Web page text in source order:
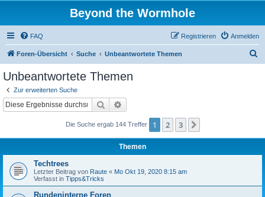
Beyond the Wormhole
FAQ Anmelden
Registrieren
Foren-Übersicht Suche Unbeantwortete Themen
Unbeantwortete Themen
Zur erweiterten Suche
Suche
Die Suche ergab 144 Treffer 1 2 3
Themen
Techtrees
Letzter Beitrag von Raute « Mo Okt 19, 2020 8:15 am
Verfasst in Tipps&Tricks
Rundeninterne Foren